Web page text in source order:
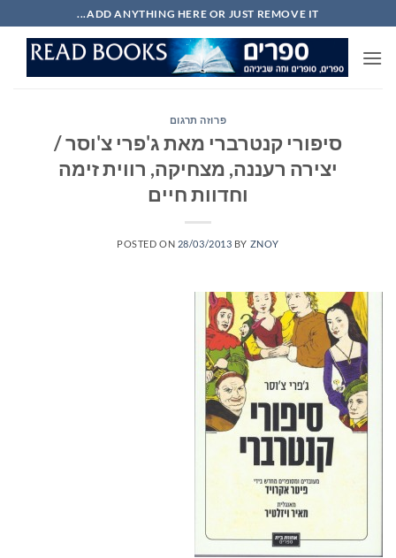
to
content
ADD ANYTHING HERE OR JUST REMOVE IT...
פרוזה תרגום
סיפורי קנטרברי מאת ג'פרי צ'וסר /
יצירה רעננה, מצחיקה, רווית זימה
וחדוות חיים
POSTED ON 28/03/2013 BY ZNOY